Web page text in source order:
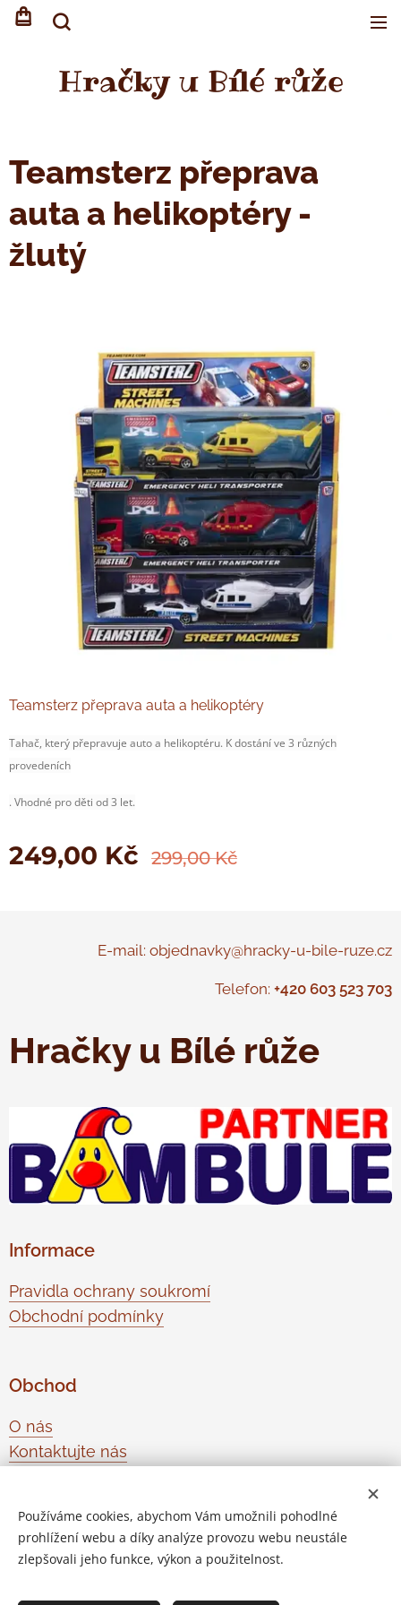
Hračky u Bílé růže
Teamsterz přeprava
auta a helikoptéry -
žlutý
Teamsterz přeprava auta a helikoptéry
Tahač, který přepravuje auto a helikoptéru. K dostání ve 3 různých
provedeních
. Vhodné pro děti od 3 let.
249,00 Kč 299,00Kč
E-mail: objednavky@hracky-u-bile-ruze.cz
Telefon: +420 603 523 703
Hračky u Bílé růže
Informace
Pravidla ochrany soukromí
Obchodní podmínky
Obchod
O nás
Kontaktujte nás
Vytvořeno službouWebnode Cookies
Používáme cookies, abychom Vám umožnili pohodlné
prohlížení webu a díky analýze provozu webu neustále
zlepšovali jeho funkce, výkon a použitelnost.